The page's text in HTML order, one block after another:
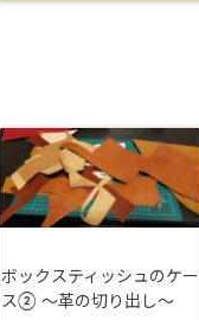
ボックスティッシュのケー
ス② ～革の切り出し～